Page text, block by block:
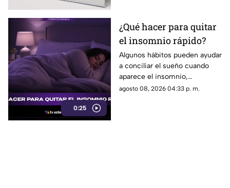
0:25
¿Qué hacer para quitar
el insomnio rápido?
Algunos hábitos pueden ayudar
a conciliar el sueño cuando
aparece el insomnio,
especialmente reducir la
agosto 08, 2026 04:33 p. m.